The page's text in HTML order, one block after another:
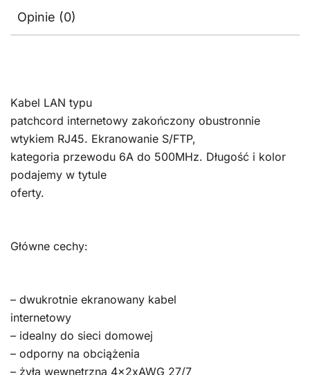
Opinie (0)
Kabel LAN typu
patchcord internetowy zakończony obustronnie
wtykiem RJ45. Ekranowanie S/FTP,
kategoria przewodu 6A do 500MHz. Długość i kolor
podajemy w tytule
oferty.
Główne cechy:
– dwukrotnie ekranowany kabel
internetowy
– idealny do sieci domowej
– odporny na obciążenia
– żyła wewnętrzna 4x2xAWG 27/7